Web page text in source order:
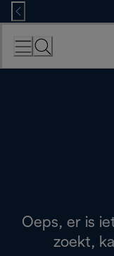
Skip
to
Content
Oeps, er is
zoekt,